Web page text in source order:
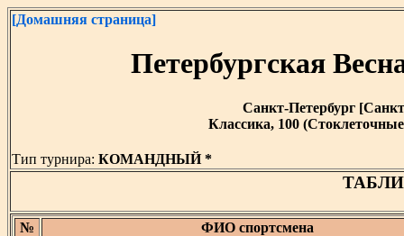
[Домашняя страница]
Петербургская
Санкт-Петербург
Классика, 100
Тип турнира: КОМАНДНЫЙ *
№ ФИО спортсмена